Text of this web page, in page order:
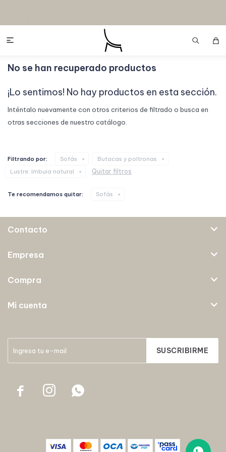

No se han recuperado productos
¡Lo sentimos! No hay productos en esta sección.
Inténtalo nuevamente con otros criterios de filtrado o busca en
otras secciones de nuestro catálogo.
Filtrando por: Sofás
Butacas y poltronas
Lustre: Imbuia natural Quitar filtros
Te recomendamos quitar: Sofás
SUSCRIBIRME
  
Contacto
Empresa
Compra
Mi cuenta